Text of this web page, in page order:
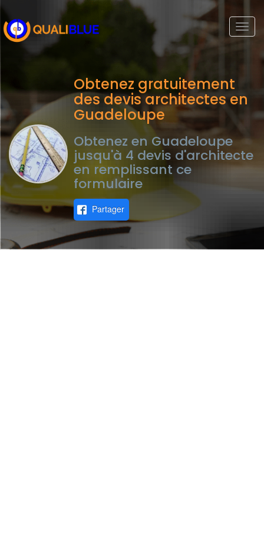
Obtenez gratuitement
des devis architectes en
Guadeloupe
Obtenez en Guadeloupe
jusqu'à 4 devis d'architecte
en remplissant ce
formulaire
Partager